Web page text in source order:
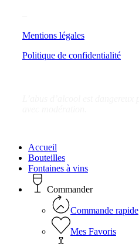
Mentions légales
Politique de confidentialité
Close
Menu
Accueil
Bouteilles
Fontaines à vins
Commander
Commande rapide
Mes Favoris